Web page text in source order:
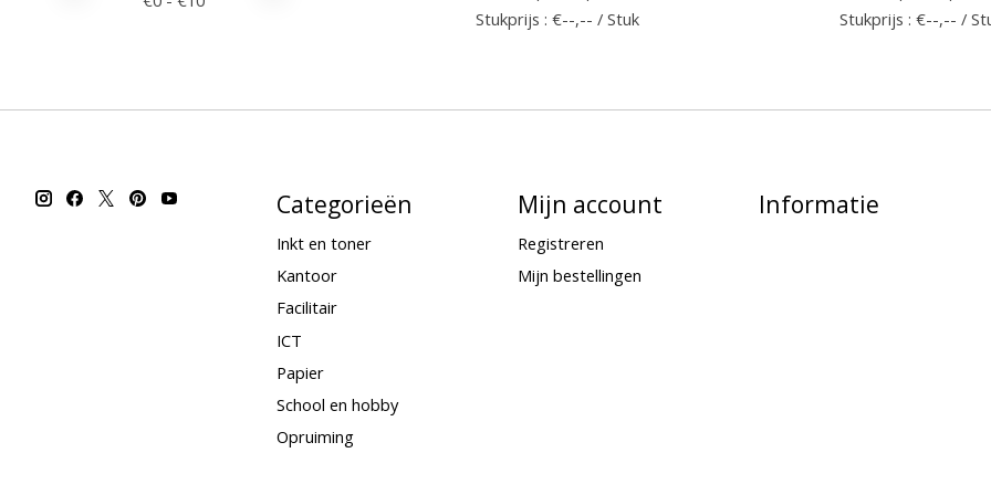
Stukprijs : €--,-- / Stuk Stukprijs : €--,-- /
Categorieën
Inkt en toner
Kantoor
Facilitair
ICT
Papier
School en hobby
Opruiming
Mijn account
Registreren
Mijn bestellingen
Informatie